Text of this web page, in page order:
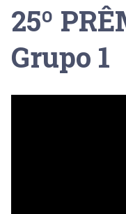
25º
Grupo 1